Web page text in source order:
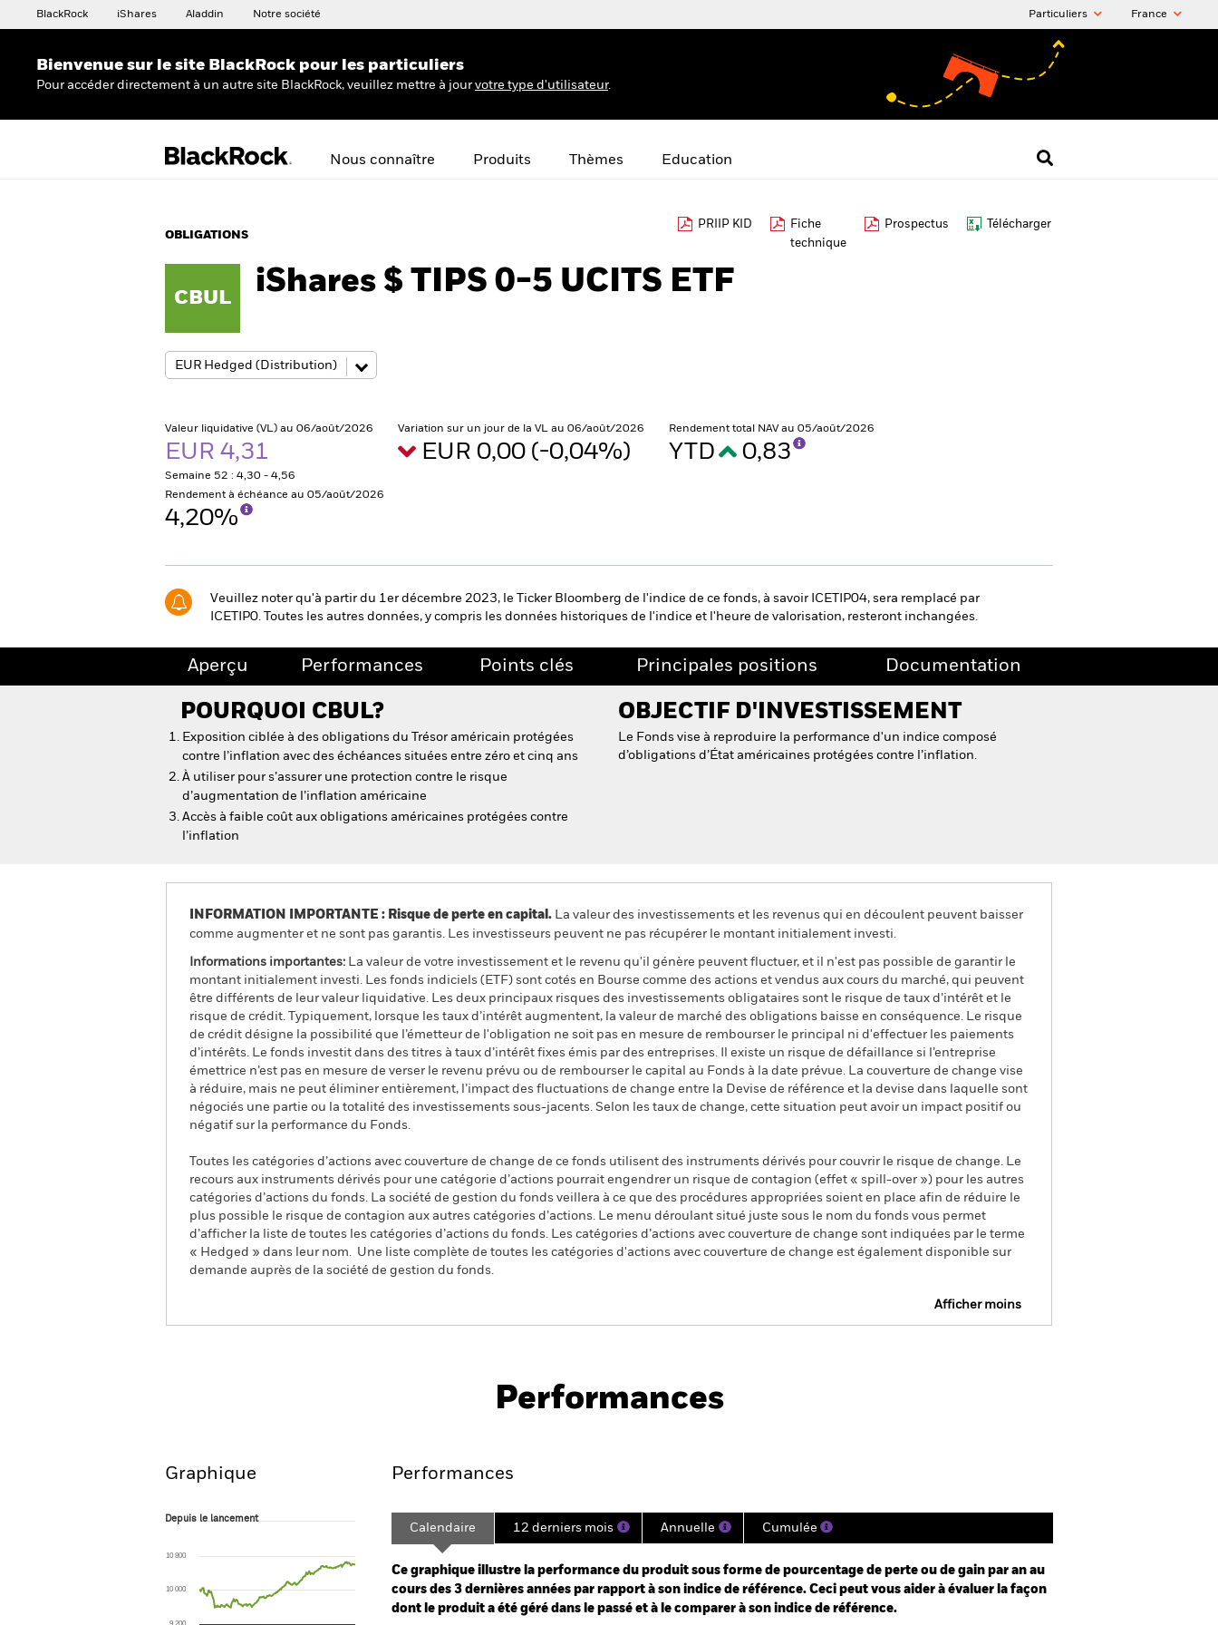
BlackRock iShares Aladdin Notre société Particuliers France
Bienvenue sur le site BlackRock pour les particuliers
Pour accéder directement à un autre site BlackRock, veuillez mettre à jour votre type d'utilisateur.
Nous connaître Produits Thèmes Education
OBLIGATIONS
PRIIP KID
Fiche
technique
Prospectus Télécharger
CBUL iShares $ TIPS 0-5 UCITS ETF
Valeur liquidative (VL) au 06/août/2026
EUR 4,31
Semaine 52 : 4,30 - 4,56
Variation sur un jour de la VL au 06/août/2026
EUR 0,00 (-0,04%)
Rendement total NAV au 05/août/2026
YTD 0,83
Rendement à échéance au 05/août/2026
4,20%
Veuillez noter qu'à partir du 1er décembre 2023, le Ticker Bloomberg de l'indice de ce fonds, à savoir ICETIP04, sera remplacé par
ICETIP0. Toutes les autres données, y compris les données historiques de l'indice et l'heure de valorisation, resteront inchangées.
Aperçu Performances Points clés Principales positions Documentation
POURQUOI CBUL?
Exposition ciblée à des obligations du Trésor américain protégées
contre l’inflation avec des échéances situées entre zéro et cinq ans
À utiliser pour s’assurer une protection contre le risque
d’augmentation de l’inflation américaine
Accès à faible coût aux obligations américaines protégées contre
l’inflation
OBJECTIF D'INVESTISSEMENT
Le Fonds vise à reproduire la performance d'un indice composé
d’obligations d’État américaines protégées contre l’inflation.
INFORMATION IMPORTANTE : Risque de perte en capital. La valeur des investissements et les revenus qui en découlent peuvent baisser
comme augmenter et ne sont pas garantis. Les investisseurs peuvent ne pas récupérer le montant initialement investi.
Informations importantes: La valeur de votre investissement et le revenu qu'il génère peuvent fluctuer, et il n'est pas possible de garantir le
montant initialement investi. Les fonds indiciels (ETF) sont cotés en Bourse comme des actions et vendus aux cours du marché, qui peuvent
être différents de leur valeur liquidative. Les deux principaux risques des investissements obligataires sont le risque de taux d’intérêt et le
risque de crédit. Typiquement, lorsque les taux d’intérêt augmentent, la valeur de marché des obligations baisse en conséquence. Le risque
de crédit désigne la possibilité que l’émetteur de l'obligation ne soit pas en mesure de rembourser le principal ni d'effectuer les paiements
d’intérêts. Le fonds investit dans des titres à taux d’intérêt fixes émis par des entreprises. Il existe un risque de défaillance si l’entreprise
émettrice n’est pas en mesure de verser le revenu prévu ou de rembourser le capital au Fonds à la date prévue. La couverture de change vise
à réduire, mais ne peut éliminer entièrement, l’impact des fluctuations de change entre la Devise de référence et la devise dans laquelle sont
négociés une partie ou la totalité des investissements sous-jacents. Selon les taux de change, cette situation peut avoir un impact positif ou
négatif sur la performance du Fonds.
Toutes les catégories d’actions avec couverture de change de ce fonds utilisent des instruments dérivés pour couvrir le risque de change. Le
recours aux instruments dérivés pour une catégorie d’actions pourrait engendrer un risque de contagion (effet « spill-over ») pour les autres
catégories d’actions du fonds. La société de gestion du fonds veillera à ce que des procédures appropriées soient en place afin de réduire le
plus possible le risque de contagion aux autres catégories d’actions. Le menu déroulant situé juste sous le nom du fonds vous permet
d’afficher la liste de toutes les catégories d’actions du fonds. Les catégories d’actions avec couverture de change sont indiquées par le terme
« Hedged » dans leur nom. Une liste complète de toutes les catégories d'actions avec couverture de change est également disponible sur
demande auprès de la société de gestion du fonds.
Afficher moins
Performances
Graphique
Depuis le lancement
The chart has 1 X axis displaying Time. Range: 2022-04-04 00:00:00 to 2026-08-05 00:00:00.
The chart has 1 Y axis displaying values. Range: -8 to 16.
Depuis le lancement
10 000
10 800
Performances
Calendaire 12 derniers mois Annuelle Cumulée
Ce graphique illustre la performance du produit sous forme de pourcentage de perte ou de gain par an au
cours des 3 dernières années par rapport à son indice de référence. Ceci peut vous aider à évaluer la façon
dont le produit a été géré dans le passé et à le comparer à son indice de référence.